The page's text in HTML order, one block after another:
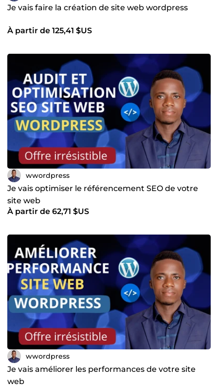
Je vais faire la création de site web wordpress
À partir de 125,41 $US
wwordpress
Je vais optimiser le référencement SEO de votre
site web
À partir de 62,71 $US
wwordpress
Je vais améliorer les performances de votre site
web